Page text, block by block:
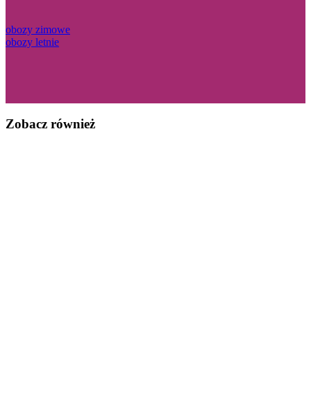
obozy zimowe
obozy letnie
Zobacz również